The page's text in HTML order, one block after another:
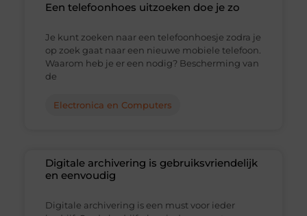
Een telefoonhoes uitzoeken doe je zo
Je kunt zoeken naar een telefoonhoesje zodra je
op zoek gaat naar een nieuwe mobiele telefoon.
Waarom heb je er een nodig? Bescherming van
de
Electronica en Computers
Digitale archivering is gebruiksvriendelijk
en eenvoudig
Digitale archivering is een must voor ieder